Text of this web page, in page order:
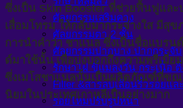
ศัลยกรรมเสริมคาง
ศัลยกรรมตา 2 ชั้น
ศัลยกรรมปากบาง ปากกระจับ
รักษาไฝ ขี้แมลงวัน กระเนื้อ ติ่
Filler &สารลบเลือนริ้วรอยแ
ร้อยไหมปรับรูปหน้า
ซึ่งเป็น Skin Booster ที่ช่วยฟื้นฟูและ
เสื่อมโทรม ให้กลับมากระจ่างใส มีสุ
การนำคำว่า ชาแนล ซึ่งเป็นชื่อแบรน
ด์มาใช้นั้น เพื่อบ่งบอกถึงความพรีเมี่
ซึ่งเมโสชาแนลนั้นเป็นผลิตภัณฑ์ที่ขณ
นิยมในประเทศเกาหลีเป็นอย่างมาก